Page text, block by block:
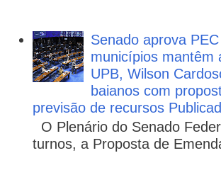
Senado aprova
municípios mantêm
UPB, Wilson
baianos com
previsão de recursos
O Plenário do Senado
turnos, a Proposta de